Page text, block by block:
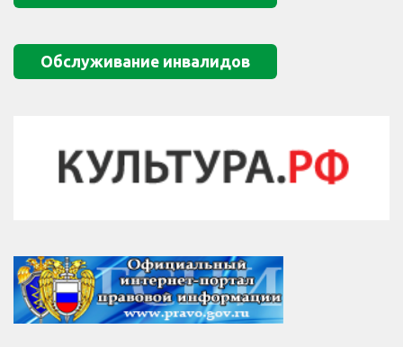
Обслуживание инвалидов